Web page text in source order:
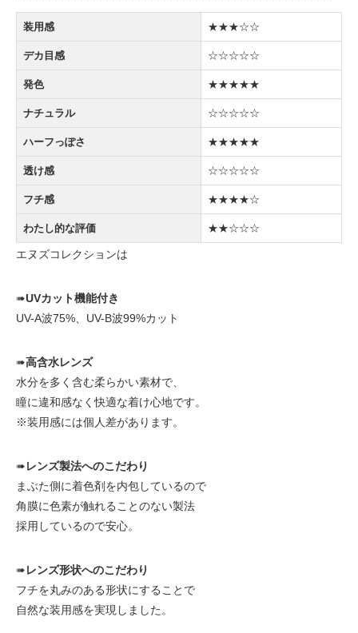
装用感 ★★★☆☆
デカ目感 ☆☆☆☆☆
発色 ★★★★★
ナチュラル ☆☆☆☆☆
ハーフっぽさ ★★★★★
透け感 ☆☆☆☆☆
フチ感 ★★★★☆
わたし的な評価 ★★☆☆☆
エヌズコレクションは
➠UVカット機能付き
UV-A波75%、UV-B波99%カット
➠高含水レンズ
水分を多く含む柔らかい素材で、
瞳に違和感なく快適な着け心地です。
※装用感には個人差があります。
➠レンズ製法へのこだわり
まぶた側に着色剤を内包しているので
角膜に色素が触れることのない製法
採用しているので安心。
➠レンズ形状へのこだわり
フチを丸みのある形状にすることで
自然な装用感を実現しました。